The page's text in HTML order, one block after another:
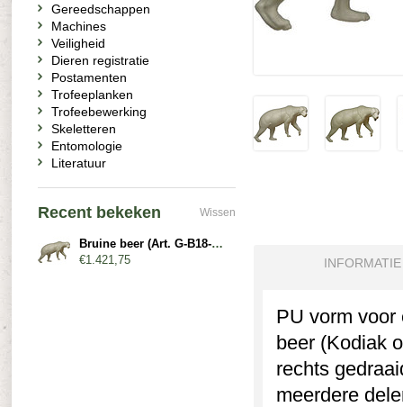
INFORMATIE
PU vorm voor
beer (Kodiak
rechts
meerdere
Gereedschappen
Machines
Veiligheid
Dieren registratie
Postamenten
Trofeeplanken
Trofeebewerking
Skeletteren
Entomologie
Literatuur
Recent bekeken Wissen
Bruine beer (Art. G-B18-R-x)
€1.421,75